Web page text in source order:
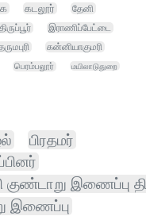
கடலூர்
தேனி
திருப்பூர்
இராணிப்பேட்டை
கன்னியாகுமரி
பெரம்பலூர்
மயிலாடுதுறை
பிரதமர்
குண்டாறு இணைப்பு
இணைப்பு